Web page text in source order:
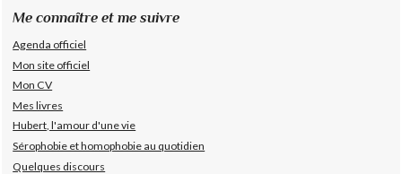
Me connaître et me suivre
Agenda officiel
Mon site officiel
Mon CV
Mes livres
Hubert, l'amour d'une vie
Sérophobie et homophobie au quotidien
Quelques discours